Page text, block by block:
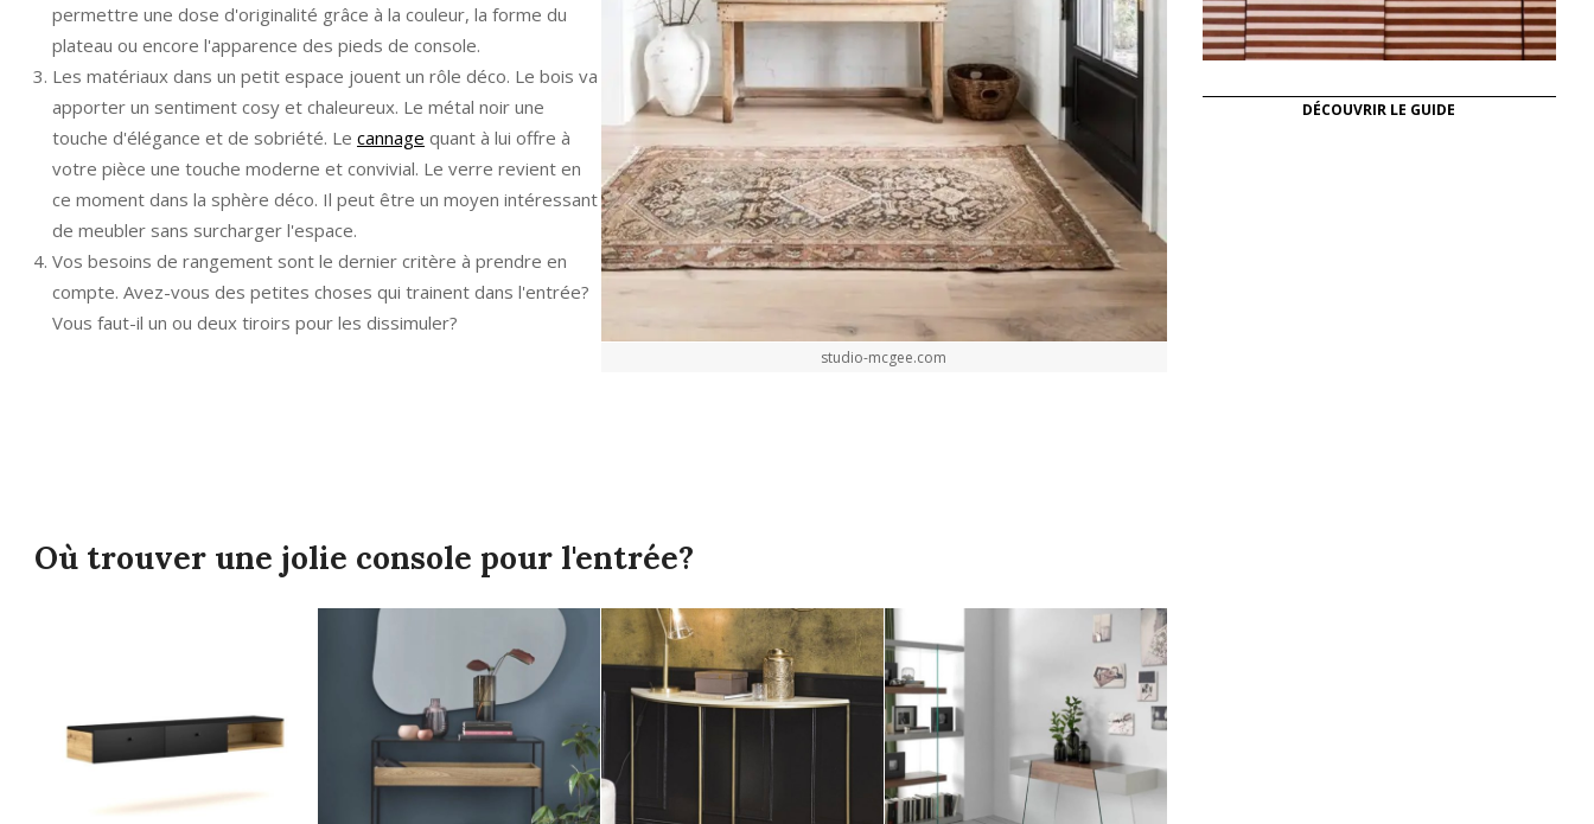
permettre une dose d'originalité grâce à la couleur, la forme du
plateau ou encore l'apparence des pieds de console.
Les matériaux dans un petit espace jouent un rôle déco. Le bois va
apporter un sentiment cosy et chaleureux. Le métal noir une
touche d'élégance et de sobriété. Le cannage quant à lui offre à
votre pièce une touche moderne et convivial. Le verre revient en
ce moment dans la sphère déco. Il peut être un moyen intéressant
de meubler sans surcharger l'espace.
Vos besoins de rangement sont le dernier critère à prendre en
compte. Avez-vous des petites choses qui trainent dans l'entrée?
Vous faut-il un ou deux tiroirs pour les dissimuler?
studio-mcgee.com
Où trouver une jolie console pour l'entrée?
DÉCOUVRIR LE GUIDE